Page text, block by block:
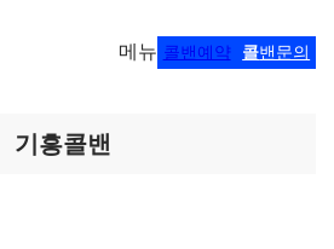
메뉴 콜밴예약 콜밴문의
기흥콜밴